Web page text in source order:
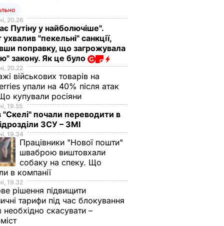
20.26
Путіну у найболючіше".
"пекельні" санкції,
поправку, що загрожувала
закону. Як це було
20.22
військових товарів на
упали на 40% після атак
купували росіяни
19.55
"Скелі" почали переводити в
ЗСУ – ЗМІ
19.34
Працівники "Нової пошти"
шваброю виштовхали
собаку на спеку. Що
в компанії
19.32
рішення підвищити
тарифи під час блокування
необхідно скасувати –